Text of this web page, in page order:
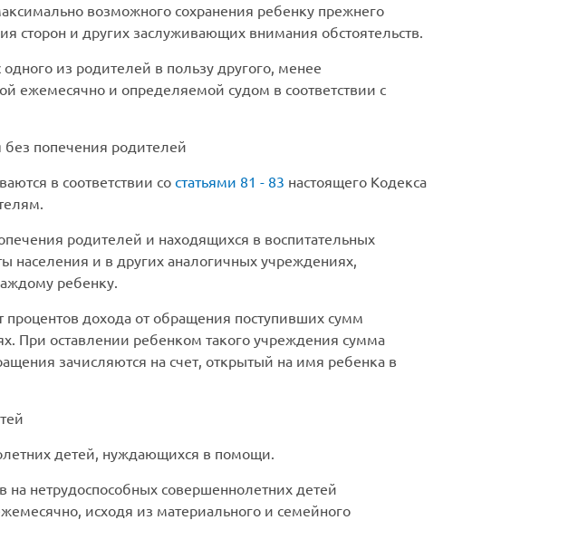
возможного сохранения ребенку прежнего
сторон и других заслуживающих внимания обстоятельств.
из родителей в пользу другого, менее
ежемесячно и определяемой судом в соответствии с
без попечения родителей
в соответствии со статьями 81 - 83 настоящего Кодекса
родителей и находящихся в воспитательных
и в других аналогичных учреждениях,
ребенку.
дохода от обращения поступивших сумм
При оставлении ребенком такого учреждения сумма
зачисляются на счет, открытый на имя ребенка в
детей, нуждающихся в помощи.
на нетрудоспособных совершеннолетних детей
исходя из материального и семейного